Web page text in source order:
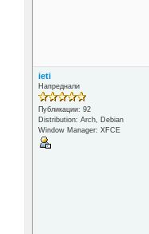
ieti
Напреднали
Публикации: 92
Distribution: Arch, Debian
Window Manager: XFCE